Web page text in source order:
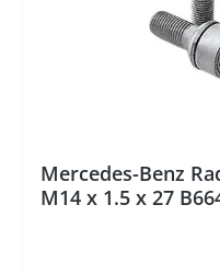
Mercedes-Benz
M14 x 1.5 x 27